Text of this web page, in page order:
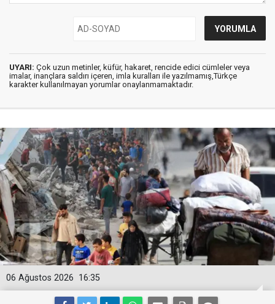
UYARI: Çok uzun metinler, küfür, hakaret, rencide edici cümleler veya
imalar, inançlara saldırı içeren, imla kuralları ile yazılmamış,Türkçe
karakter kullanılmayan yorumlar onaylanmamaktadır.
16:35
06 Ağustos 2026